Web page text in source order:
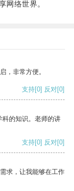
网络世界。
，非常方便。
支持[0] 反对[0]
科的知识。老师的讲
支持[0] 反对[0]
求，让我能够在工作